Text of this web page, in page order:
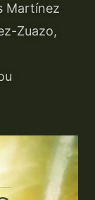
Martínez
Zuazo,